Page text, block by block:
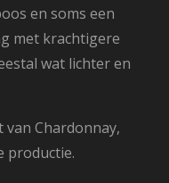
en soms een
met krachtigere
wat lichter en
Chardonnay,
productie.